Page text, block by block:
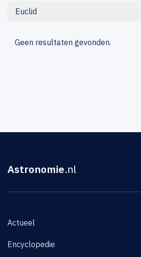
Euclid
Geen resultaten gevonden.
Astronomie.nl
Actueel
Encyclopedie